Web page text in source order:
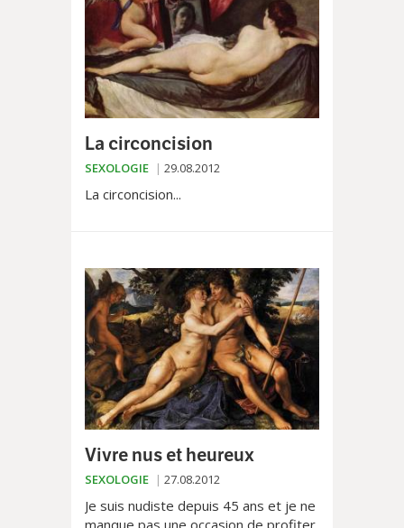
La circoncision
SEXOLOGIE 29.08.2012
La circoncision...
Vivre nus et heureux
SEXOLOGIE 27.08.2012
Je suis nudiste depuis 45 ans et je ne